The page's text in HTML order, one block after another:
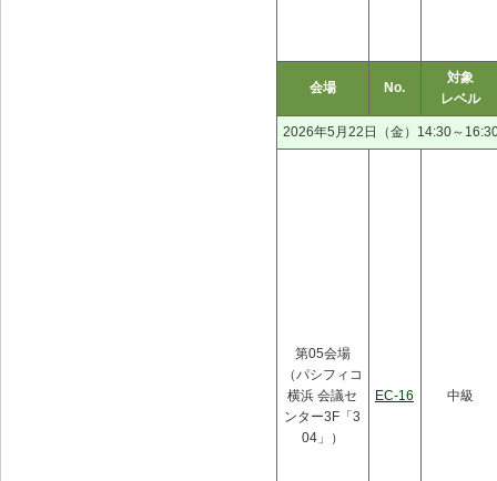
会場 No.
対象
レベル
2026年5月22日（金）14:30～
第05会場
（パシフィコ
横浜 会議セ
ンター3F「3
04」）
EC-16 中級